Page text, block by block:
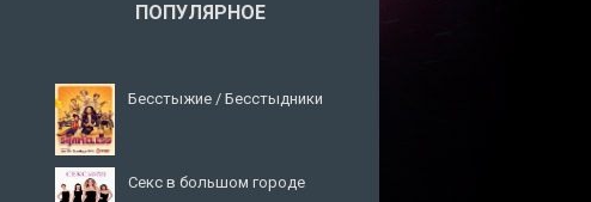
ПОПУЛЯРНОЕ
Бесстыжие / Бесстыдники
Секс в большом городе